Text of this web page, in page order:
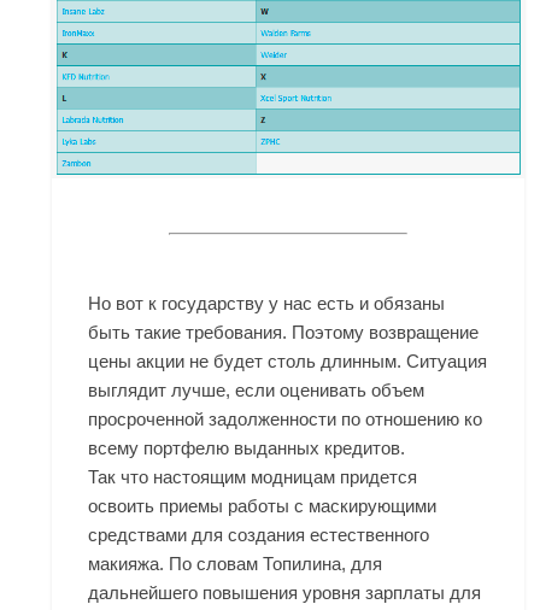
Но вот к государству у нас есть и обязаны
быть такие требования. Поэтому возвращение
цены акции не будет столь длинным. Ситуация
выглядит лучше, если оценивать объем
просроченной задолженности по отношению ко
всему портфелю выданных кредитов.
Так что настоящим модницам придется
освоить приемы работы с маскирующими
средствами для создания естественного
макияжа. По словам Топилина, для
дальнейшего повышения уровня зарплаты для